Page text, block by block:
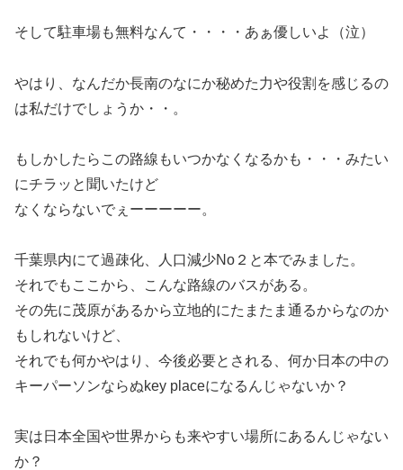
そして駐車場も無料なんて・・・・あぁ優しいよ（泣）
やはり、なんだか長南のなにか秘めた力や役割を感じるの
は私だけでしょうか・・。
もしかしたらこの路線もいつかなくなるかも・・・みたい
にチラッと聞いたけど
なくならないでぇーーーーー。
千葉県内にて過疎化、人口減少No２と本でみました。
それでもここから、こんな路線のバスがある。
その先に茂原があるから立地的にたまたま通るからなのか
もしれないけど、
それでも何かやはり、今後必要とされる、何か日本の中の
キーパーソンならぬkey placeになるんじゃないか？
実は日本全国や世界からも来やすい場所にあるんじゃない
か？